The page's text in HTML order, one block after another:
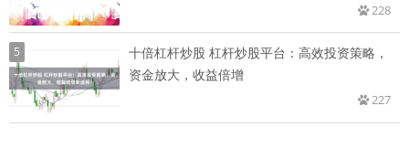
228
5
十倍杠杆炒股 杠杆炒股平台：高效投资策略，
资金放大，收益倍增
227